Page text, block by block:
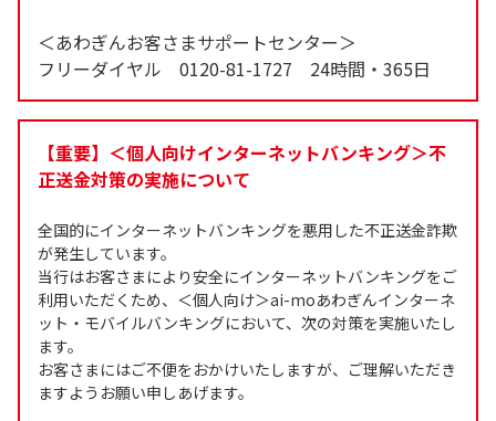
＜あわぎんお客さまサポートセンター＞
フリーダイヤル 0120-81-1727 24時間・365日
【重要】＜個人向けインターネットバンキング＞不
正送金対策の実施について
全国的にインターネットバンキングを悪用した不正送金詐欺
が発生しています。
当行はお客さまにより安全にインターネットバンキングをご
利用いただくため、＜個人向け＞ai-moあわぎんインターネ
ット・モバイルバンキングにおいて、次の対策を実施いたし
ます。
お客さまにはご不便をおかけいたしますが、ご理解いただき
ますようお願い申しあげます。